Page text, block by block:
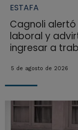
ESTAFA
Cagnoli
laboral y
ingresar a
5 de agosto de 2026